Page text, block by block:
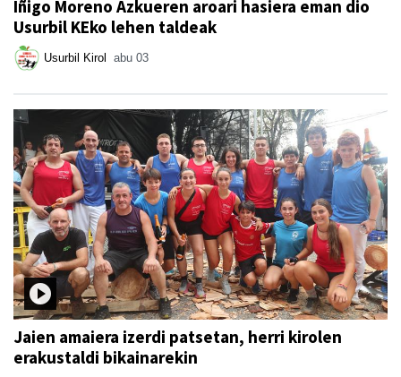
Iñigo Moreno Azkueren aroari hasiera eman dio
Usurbil KEko lehen taldeak
Usurbil Kirol abu 03
Jaien amaiera izerdi patsetan, herri kirolen
erakustaldi bikainarekin